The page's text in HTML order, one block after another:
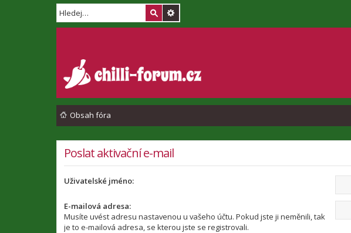
Obsah fóra
Poslat aktivační e-mail
Uživatelské jméno:
E-mailová adresa:
Musíte uvést adresu nastavenou u vašeho účtu. Pokud jste ji neměnili, tak
je to e-mailová adresa, se kterou jste se registrovali.